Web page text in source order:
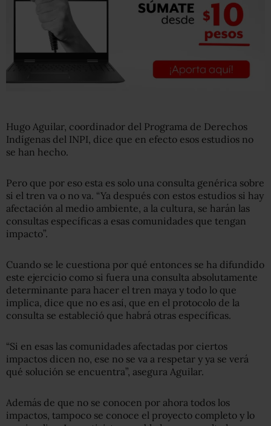
Hugo Aguilar, coordinador del Programa de Derechos
Indígenas del INPI, dice que en efecto esos estudios no
se han hecho.
Pero que por eso esta es solo una consulta genérica sobre
si el tren va o no va. “Ya después con estos estudios si hay
afectación al medio ambiente, a la cultura, se harán las
consultas específicas a esas comunidades que tengan
impacto”.
Cuando se le cuestiona por qué entonces se ha difundido
este ejercicio como si fuera una consulta absolutamente
determinante para hacer el tren maya y todo lo que
implica, dice que no es así, que en el protocolo de la
consulta se estableció que habrá otras específicas.
“Si en esas las comunidades afectadas por ciertos
impactos dicen no, ese no se va a respetar y ya se verá
qué solución se encuentra”, asegura Aguilar.
Además de que no se conocen por ahora todos los
impactos, tampoco se conoce el proyecto completo y lo